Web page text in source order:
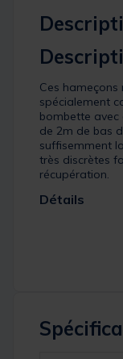
Ces
spécialement
bombette
de 2m de bas
suffisemment
très discrètes
récupération.
Détails